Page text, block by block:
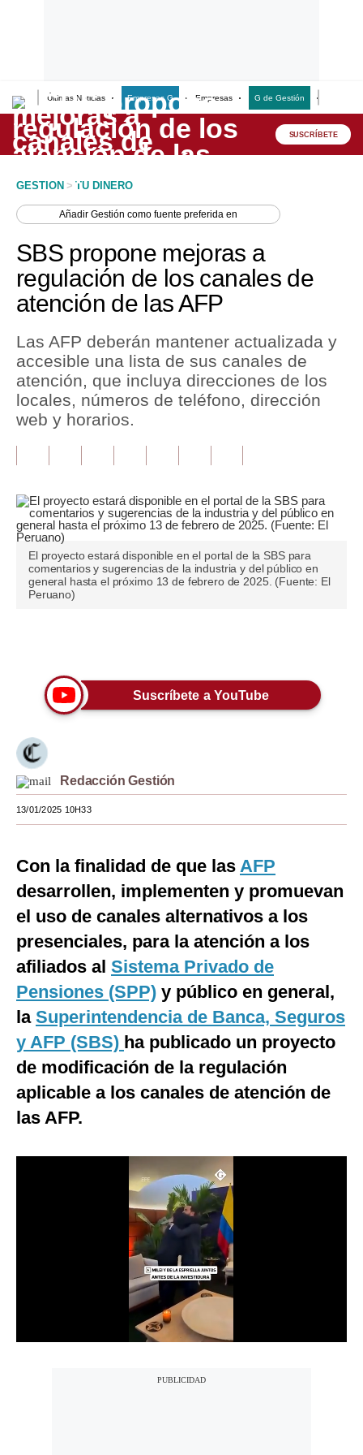
Últimas Noticias Empresas G Empresas G de Gestión
Lo último
Peru Quiosco
Economía
Mercados
Política
Tu Dinero
Finanzas Personales
Opinión
Editorial
Pregunta de hoy
Lujo
Viajes
Moda
Estilos
Mundo
España
Internacional
Club del Suscriptor
Mix
G de Gestión
Notas Contratadas
SUSCRÍBETE
GESTION > TU DINERO
AñadirGestión como fuente preferida en
SBS propone mejoras a
regulación de los canales de
atención de las AFP
Las AFP deberán mantener actualizada y
accesible una lista de sus canales de
atención, que incluya direcciones de los
locales, números de teléfono, dirección
web y horarios.
El proyecto estará disponible en el portal de la SBS para
comentarios y sugerencias de la industria y del público en
general hasta el próximo 13 de febrero de 2025. (Fuente: El
Peruano)
Suscríbete a YouTube
Redacción Gestión
13/01/2025 10H33
Con la finalidad de que las AFP
desarrollen, implementen y promuevan
el uso de canales alternativos a los
presenciales, para la atención a los
afiliados al Sistema Privado de
Pensiones (SPP) y público en general,
la Superintendencia de Banca, Seguros
y AFP (SBS) ha publicado un proyecto
de modificación de la regulación
aplicable a los canales de atención de
las AFP.